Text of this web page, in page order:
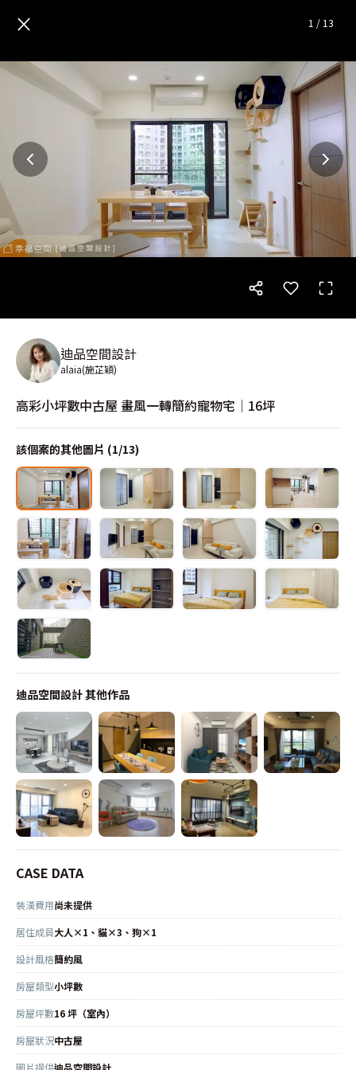
高彩小坪數中古屋 畫風一轉簡
× 1 / 13
迪品空間設計
alaia(施芷穎)
高彩小坪數中古屋 畫風一轉簡約寵物宅│16坪
該個案的其他圖片 (1/13)
迪品空間設計其他作品
CASE DATA
裝潢費用尚未提供
居住成員大人×1、貓×3、狗×1
設計風格簡約風
房屋類型小坪數
房屋坪數16 坪（室內）
房屋狀況中古屋